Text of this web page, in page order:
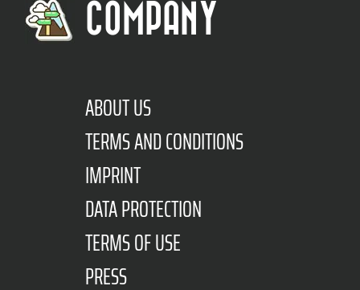
COMPANY
ABOUT US
TERMS AND CONDITIONS
IMPRINT
DATA PROTECTION
TERMS OF USE
PRESS